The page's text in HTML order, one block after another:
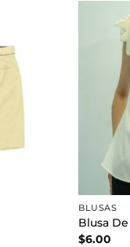
lista de
deseos
BLUSAS
Blusa
$6.00